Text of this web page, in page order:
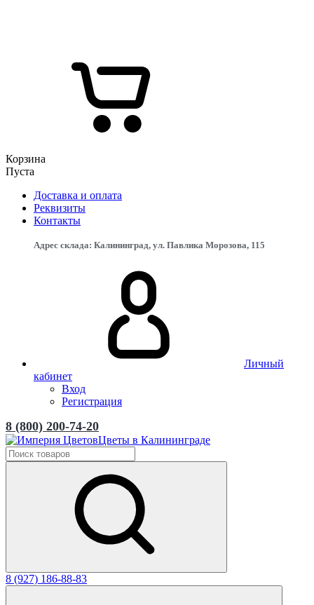
Корзина
Пуста
Доставка и оплата
Реквизиты
Контакты
Адрес склада: Калининград, ул. Павлика Морозова, 115
Личный
кабинет
Вход
Регистрация
8 (800) 200-74-20
Цветы в Калининграде
8 (927) 186-88-83